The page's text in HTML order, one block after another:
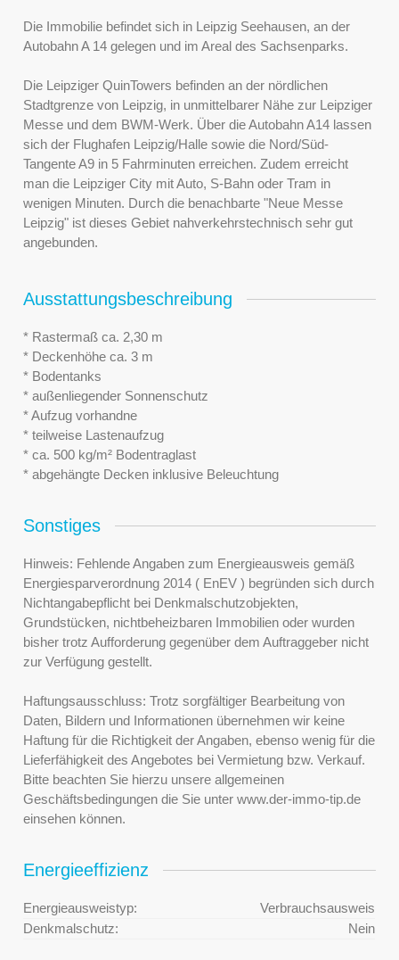
Die Immobilie befindet sich in Leipzig Seehausen, an der
Autobahn A 14 gelegen und im Areal des Sachsenparks.
Die Leipziger QuinTowers befinden an der nördlichen
Stadtgrenze von Leipzig, in unmittelbarer Nähe zur Leipziger
Messe und dem BWM-Werk. Über die Autobahn A14 lassen
sich der Flughafen Leipzig/Halle sowie die Nord/Süd-
Tangente A9 in 5 Fahrminuten erreichen. Zudem erreicht
man die Leipziger City mit Auto, S-Bahn oder Tram in
wenigen Minuten. Durch die benachbarte "Neue Messe
Leipzig" ist dieses Gebiet nahverkehrstechnisch sehr gut
angebunden.
Ausstattungsbeschreibung
* Rastermaß ca. 2,30 m
* Deckenhöhe ca. 3 m
* Bodentanks
* außenliegender Sonnenschutz
* Aufzug vorhandne
* teilweise Lastenaufzug
* ca. 500 kg/m² Bodentraglast
* abgehängte Decken inklusive Beleuchtung
Sonstiges
Hinweis: Fehlende Angaben zum Energieausweis gemäß
Energiesparverordnung 2014 ( EnEV ) begründen sich durch
Nichtangabepflicht bei Denkmalschutzobjekten,
Grundstücken, nichtbeheizbaren Immobilien oder wurden
bisher trotz Aufforderung gegenüber dem Auftraggeber nicht
zur Verfügung gestellt.
Haftungsausschluss: Trotz sorgfältiger Bearbeitung von
Daten, Bildern und Informationen übernehmen wir keine
Haftung für die Richtigkeit der Angaben, ebenso wenig für die
Lieferfähigkeit des Angebotes bei Vermietung bzw. Verkauf.
Bitte beachten Sie hierzu unsere allgemeinen
Geschäftsbedingungen die Sie unter www.der-immo-tip.de
einsehen können.
Energieeffizienz
Energieausweistyp:
Verbrauchsausweis
Denkmalschutz:
Nein